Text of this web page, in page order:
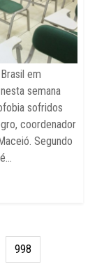
em
semana
sofridos
coordenador
Segundo
998